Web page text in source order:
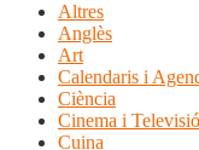
Altres
Anglès
Art
Calendaris i
Ciència
Cinema i Televisió
Cuina